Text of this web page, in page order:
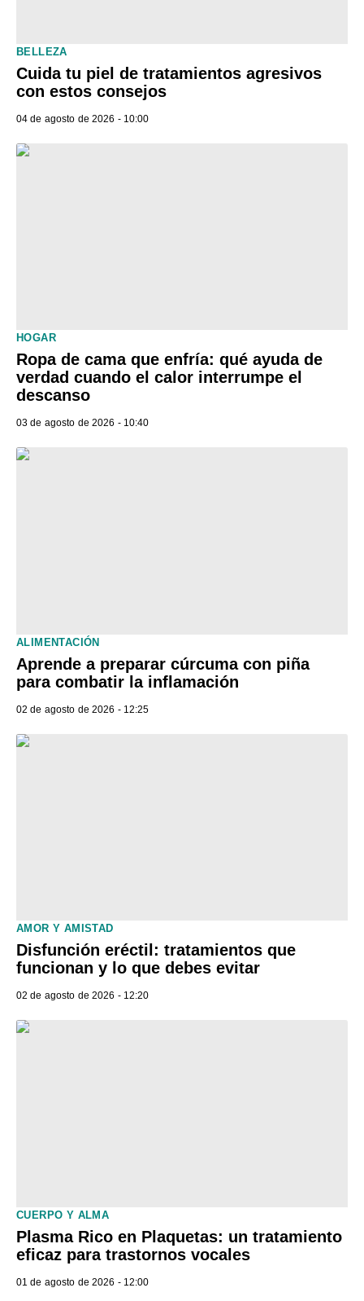
BELLEZA
Cuida tu piel de tratamientos agresivos
con estos consejos
04 de agosto de 2026 - 10:00
HOGAR
Ropa de cama que enfría: qué ayuda de
verdad cuando el calor interrumpe el
descanso
03 de agosto de 2026 - 10:40
ALIMENTACIÓN
Aprende a preparar cúrcuma con piña
para combatir la inflamación
02 de agosto de 2026 - 12:25
AMOR Y AMISTAD
Disfunción eréctil: tratamientos que
funcionan y lo que debes evitar
02 de agosto de 2026 - 12:20
CUERPO Y ALMA
Plasma Rico en Plaquetas: un tratamiento
eficaz para trastornos vocales
01 de agosto de 2026 - 12:00